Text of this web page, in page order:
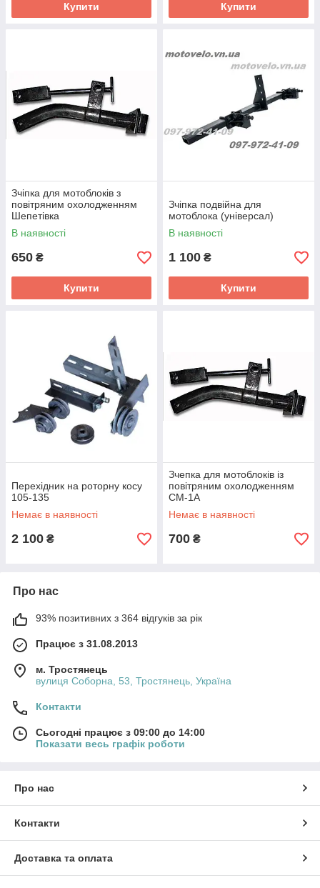
Купити Купити
Зчіпка для мотоблоків з
повітряним охолодженням
Шепетівка
В наявності
650 ₴
Купити
Зчіпка подвійна для
мотоблока (універсал)
В наявності
1 100 ₴
Купити
Перехідник на роторну косу
105-135
Немає в наявності
2 100 ₴
Зчепка для мотоблоків із
повітряним охолодженням
СМ-1А
Немає в наявності
700 ₴
Про нас
93% позитивних з 364 відгуків за рік
Працює з 31.08.2013
м. Тростянець
вулиця Соборна, 53, Тростянець, Україна
Контакти
Сьогодні працює з 09:00 до 14:00
Показати весь графік роботи
Про нас
Контакти
Доставка та оплата